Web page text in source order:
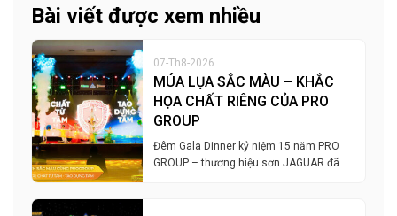
Bài viết được xem nhiều
07-Th8-2026
MÚA LỤA SẮC MÀU – KHẮC
HỌA CHẤT RIÊNG CỦA PRO
GROUP
Đêm Gala Dinner kỷ niệm 15 năm PRO
GROUP – thương hiệu sơn JAGUAR đã…